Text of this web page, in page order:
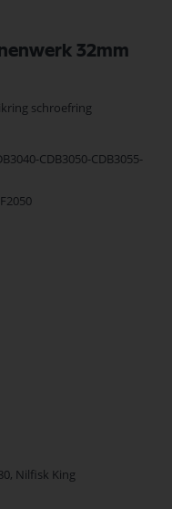
32mm
schroefring
CDB3050-CDB3055-
Nilfisk King